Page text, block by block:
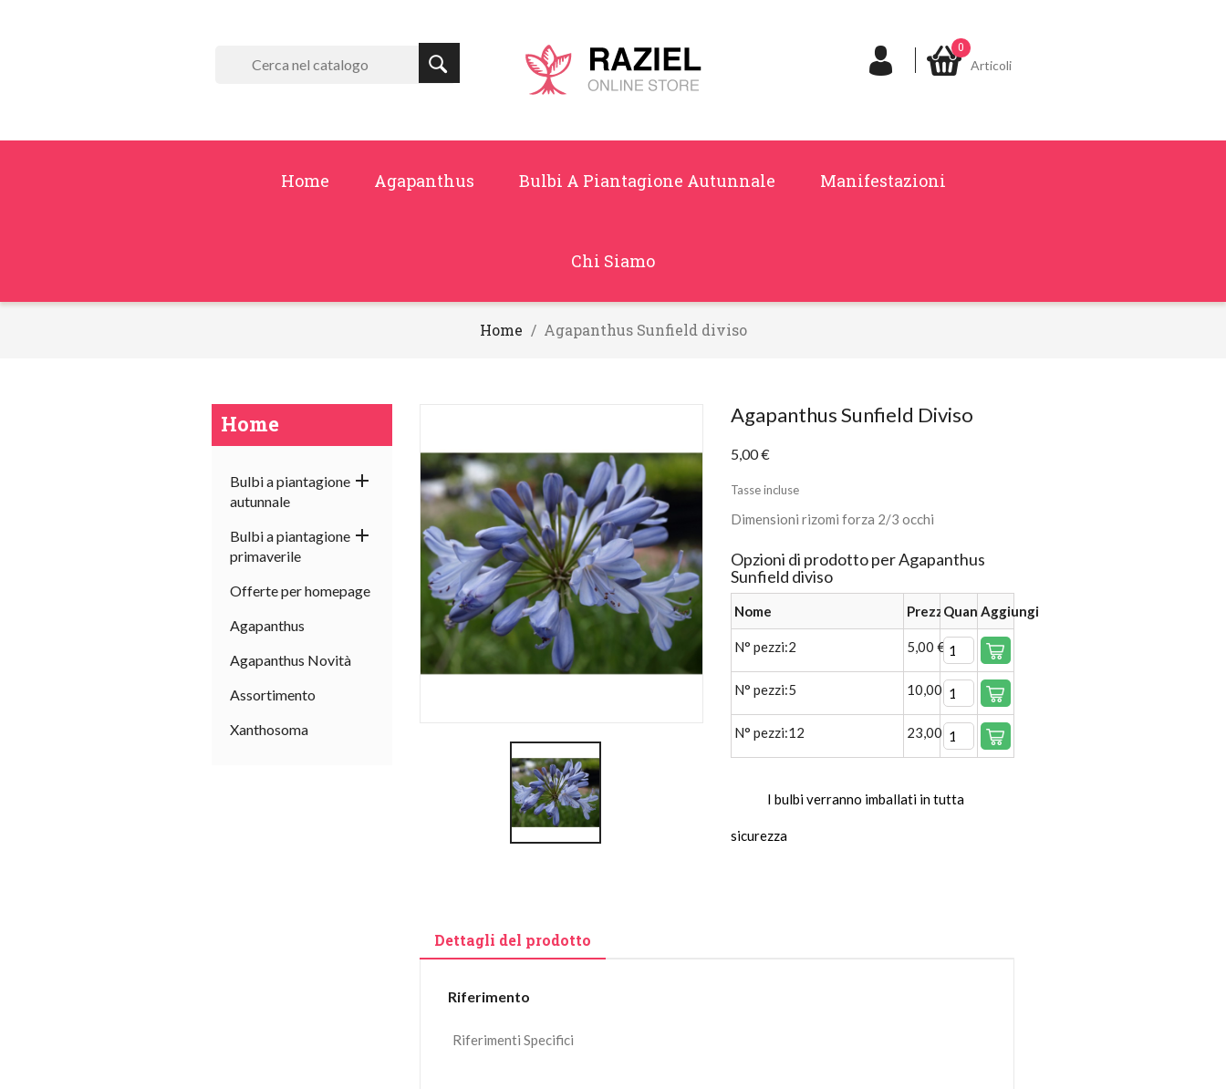
0
Articoli
Home Agapanthus Bulbi A Piantagione Autunnale Manifestazioni
Chi Siamo
Home Agapanthus Sunfield diviso
Home
Bulbi a piantagione
autunnale

Bulbi a piantagione
primaverile

Offerte per homepage
Agapanthus
Agapanthus Novità
Assortimento
Xanthosoma
Agapanthus Sunfield Diviso
5,00 €
Tasse incluse
Dimensioni rizomi forza 2/3 occhi
Opzioni di prodotto per Agapanthus
Sunfield diviso
Nome PrezzoQuantitàAggiungi
N° pezzi:2 5,00 €
N° pezzi:5 10,00 €
N° pezzi:12 23,00 €
I bulbi verranno imballati in tutta
sicurezza
Dettagli del prodotto
Riferimento
Riferimenti Specifici